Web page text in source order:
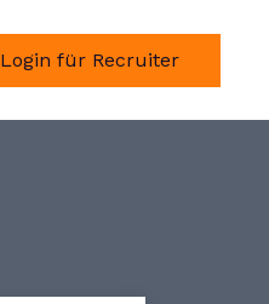
Login für Recruiter